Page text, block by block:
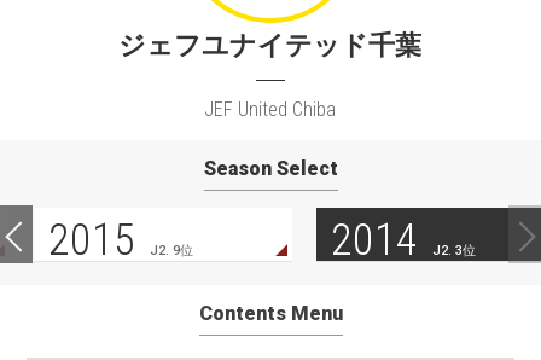
ジェフユナイテッド千葉
JEF United Chiba
Season Select
2015 J2. 9位 2014 J2. 3位
Contents Menu